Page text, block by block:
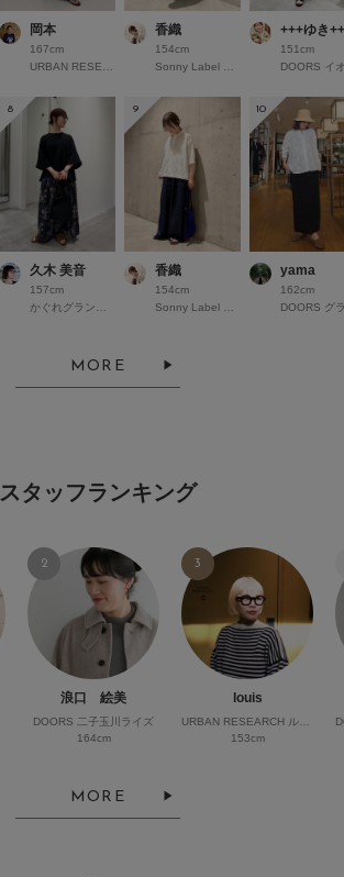
岡本
167cm
香織
154cm
+++ゆき
151cm
8
久木 美音
157cm
かぐれグランフロント大阪
9
香織
154cm
Sonny Label 錦糸町パルコ
10
yama
162cm
MORE
スタッフランキング
2
浪口 絵美
DOORS 二子玉川ライズ
164cm
3
louis
URBAN RESEARCH ルミネ横浜
153cm
MORE